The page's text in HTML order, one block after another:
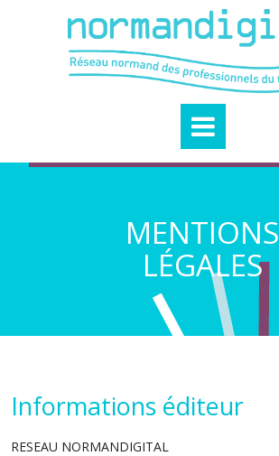
MENTIONS
LÉGALES
Informations éditeur
RESEAU NORMANDIGITAL